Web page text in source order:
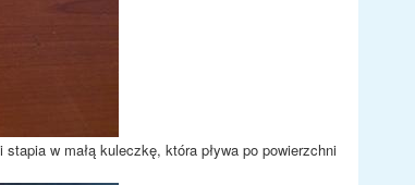
w małą kuleczkę, która pływa po powierzchni